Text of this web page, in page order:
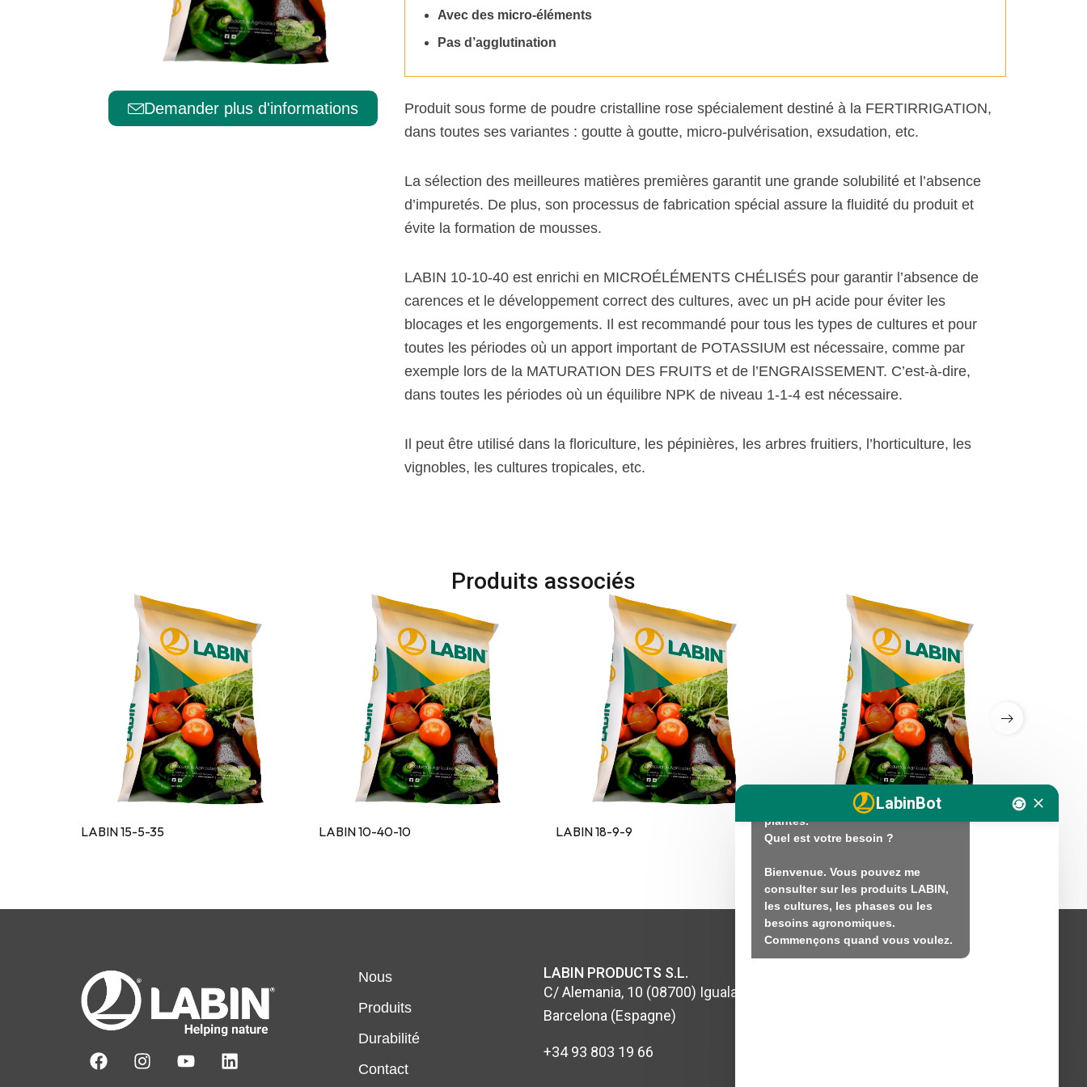
Agriculture biologique
Português
Demander plus d'informations
Avec des micro-éléments
Pas d’agglutination
Produit sous forme de poudre cristalline rose spécialement destiné à la FERTIRRIGATION,
dans toutes ses variantes : goutte à goutte, micro-pulvérisation, exsudation, etc.
La sélection des meilleures matières premières garantit une grande solubilité et l’absence
d’impuretés. De plus, son processus de fabrication spécial assure la fluidité du produit et
évite la formation de mousses.
LABIN 10-10-40 est enrichi en MICROÉLÉMENTS CHÉLISÉS pour garantir l’absence de
carences et le développement correct des cultures, avec un pH acide pour éviter les
blocages et les engorgements. Il est recommandé pour tous les types de cultures et pour
toutes les périodes où un apport important de POTASSIUM est nécessaire, comme par
exemple lors de la MATURATION DES FRUITS et de l’ENGRAISSEMENT. C’est-à-dire,
dans toutes les périodes où un équilibre NPK de niveau 1-1-4 est nécessaire.
Il peut être utilisé dans la floriculture, les pépinières, les arbres fruitiers, l’horticulture, les
vignobles, les cultures tropicales, etc.
Produits associés
LABIN 15-5-35 LABIN 10-40-10 LABIN 18-9-9 LABIN 20-20-20
Nous
Produits
Durabilité
Contact
LABIN PRODUCTS S.L.
C/ Alemania, 10 (08700) Igualada,
Barcelona (Espagne)
+34 93 803 19 66
LabinBot
Bonjour. Je suis LABINbot,
l'assistant technique en nutrition
végétale de LABIN.
En quoi puis-je vous aider ?
Bonjour. Je suis là pour vous
aider avec vos questions sur la
fertilisation et la nutrition des
plantes.
Quel est votre besoin ?
Bienvenue. Vous pouvez me
consulter sur les produits LABIN,
les cultures, les phases ou les
besoins agronomiques.
Commençons quand vous voulez.